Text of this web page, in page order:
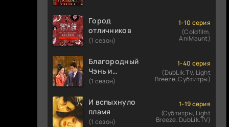
Город
отличников
(1 сезон)
1-10 серия
(Coldfilm,
AniMaunt)
Благородный
Чэнь и
прекрасная
(1 сезон)
1-40 серия
(DubLik.TV, Light
Breeze, Субтитры)
И вспыхнуло
пламя
(1 сезон)
1-19 серия
(Субтитры, Light
Breeze, DubLik.TV)